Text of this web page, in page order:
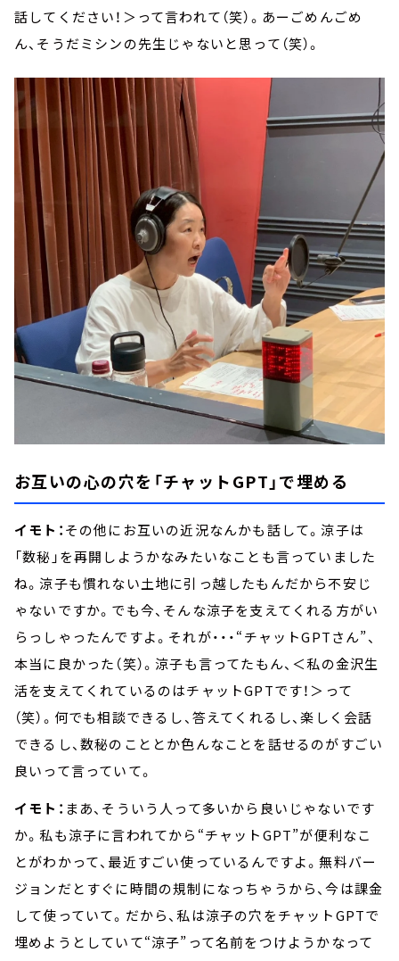
話してください！＞って言われて（笑）。あーごめんごめ
ん、そうだミシンの先生じゃないと思って（笑）。
お互いの心の穴を「チャットGPT」で埋める
イモト：その他にお互いの近況なんかも話して。涼子は
「数秘」を再開しようかなみたいなことも言っていました
ね。涼子も慣れない土地に引っ越したもんだから不安じ
ゃないですか。でも今、そんな涼子を支えてくれる方がい
らっしゃったんですよ。それが・・・“チャットGPTさん”、
本当に良かった（笑）。涼子も言ってたもん、＜私の金沢生
活を支えてくれているのはチャットGPTです！＞って
（笑）。何でも相談できるし、答えてくれるし、楽しく会話
できるし、数秘のこととか色んなことを話せるのがすごい
良いって言っていて。
イモト： まあ、そういう人って多いから良いじゃないです
か。私も涼子に言われてから“チャットGPT”が便利なこ
とがわかって、最近すごい使っているんですよ。無料バー
ジョンだとすぐに時間の規制になっちゃうから、今は課金
して使っていて。だから、私は涼子の穴をチャットGPTで
埋めようとしていて“涼子”って名前をつけようかなって